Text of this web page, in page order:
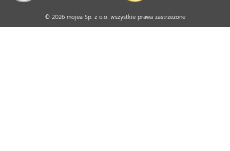
© 2026 mojea Sp. z o.o. wszystkie prawa zastrzeżone